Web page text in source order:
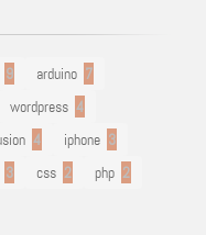
9 arduino 7
wordpress 4
4 iphone 3
3 css 2 php 2